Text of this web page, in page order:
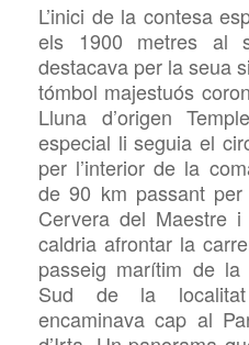
L’inici de la contesa
els 1900 metres al
destacava per la seua
tómbol majestuós
Lluna d’origen
especial li seguia el
per l’interior de la
de 90 km passant
Cervera del Maestre
caldria afrontar la
passeig marítim de
Sud de la
encaminava cap al